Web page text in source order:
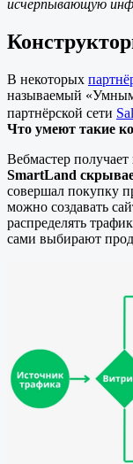
исчерпывающую
В некоторых
называемый
партнёрской сети
Что умеют такие
Вебмастер получает
SmartLand
совершал покупку
можно создавать
распределять
сами выбирают